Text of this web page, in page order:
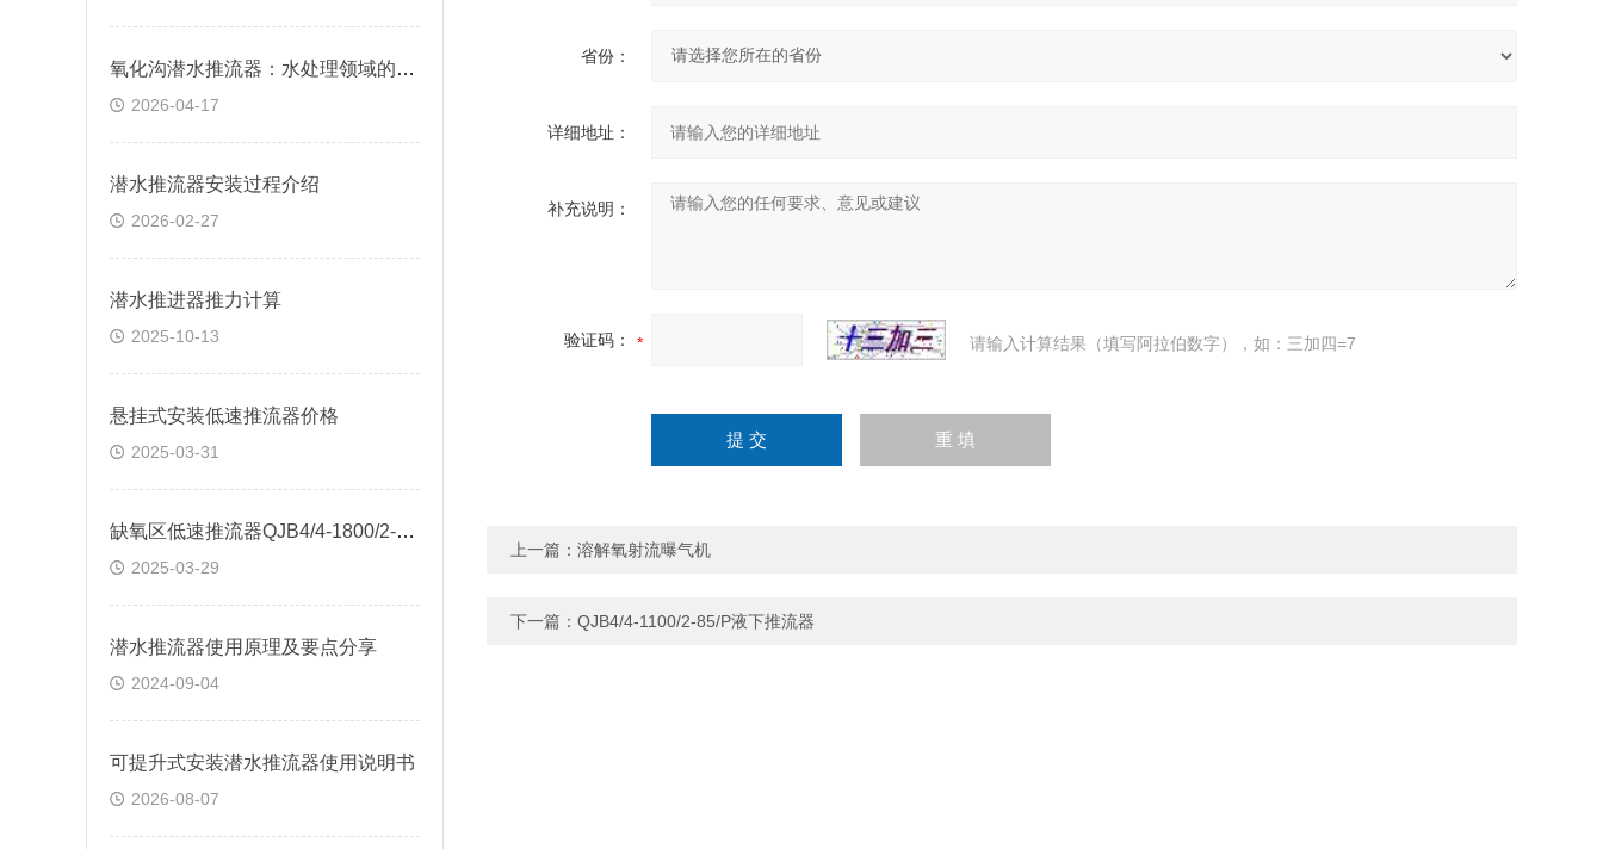
氧化沟潜水推流器：水处理领域的多功能助力
2026-04-17
潜水推流器安装过程介绍
2026-02-27
潜水推进器推力计算
2025-10-13
悬挂式安装低速推流器价格
2025-03-31
缺氧区低速推流器QJB4/4-1800/2-56/P
2025-03-29
潜水推流器使用原理及要点分享
2024-09-04
可提升式安装潜水推流器使用说明书
2026-08-07
省份：
详细地址：
补充说明：
验证码： 请输入计算结果（填写阿拉伯数字），如：三加四=7
上一篇： 溶解氧射流曝气机
下一篇： QJB4/4-1100/2-85/P液下推流器